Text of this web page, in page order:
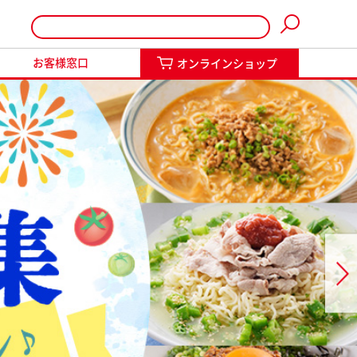
お客様窓口 オンラインショップ
ンショップ